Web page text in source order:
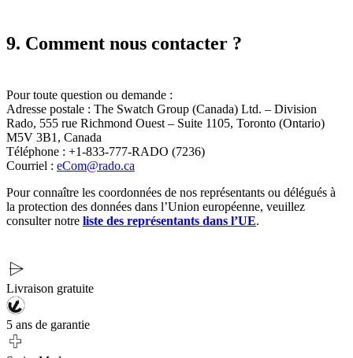
9. Comment nous contacter ?
Pour toute question ou demande :
Adresse postale : The Swatch Group (Canada) Ltd. – Division
Rado, 555 rue Richmond Ouest – Suite 1105, Toronto (Ontario)
M5V 3B1, Canada
Téléphone : +1-833-777-RADO (7236)
Courriel : eCom@rado.ca
Pour connaître les coordonnées de nos représentants ou délégués à
la protection des données dans l’Union européenne, veuillez
consulter notre liste des représentants dans l’UE.
Livraison gratuite
5 ans de garantie